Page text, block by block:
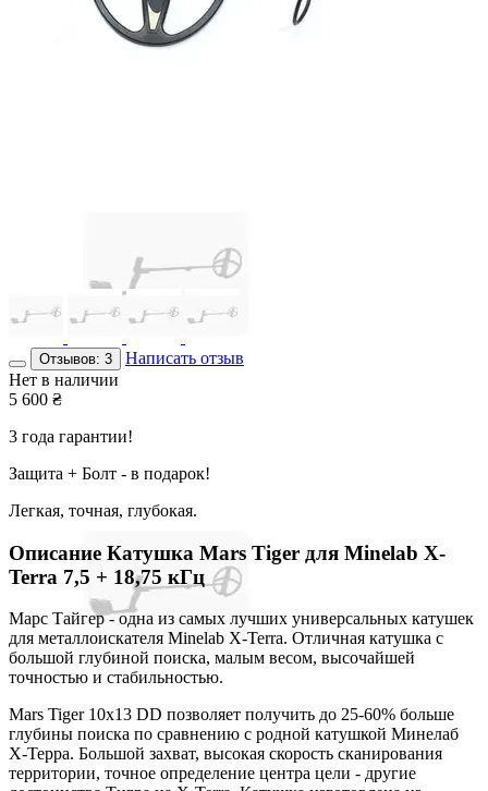
Отзывов: 3
Написать отзыв
Нет в наличии
5 600 ₴
3 года гарантии!
Защита + Болт - в подарок!
Легкая, точная, глубокая.
Описание Катушка Mars Tiger для Minelab X-
Terra 7,5 + 18,75 кГц
Марс Тайгер - одна из самых лучших универсальных катушек
для металлоискателя Minelab X-Terra. Отличная катушка с
большой глубиной поиска, малым весом, высочайшей
точностью и стабильностью.
Mars Tiger 10x13 DD позволяет получить до 25-60% больше
глубины поиска по сравнению с родной катушкой Минелаб
Х-Терра. Большой захват, высокая скорость сканирования
территории, точное определение центра цели - другие